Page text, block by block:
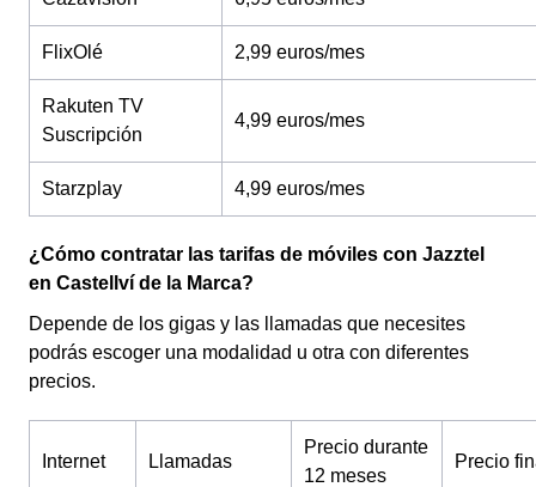
FlixOlé 2,99 euros/mes
Rakuten TV
Suscripción
4,99 euros/mes
Starzplay 4,99 euros/mes
¿Cómo contratar las tarifas de móviles con Jazztel
en Castellví de la Marca?
Depende de los gigas y las llamadas que necesites
podrás escoger una modalidad u otra con diferentes
precios.
Internet Llamadas
Precio durante
12 meses
Precio